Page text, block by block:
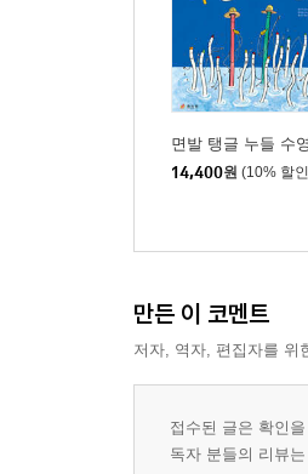
면발 탱글 누들 수
14,400원 (10% 할
만든 이 코멘트
저자, 역자, 편집자를 위
접수된 글은 확인
독자 분들의 리뷰